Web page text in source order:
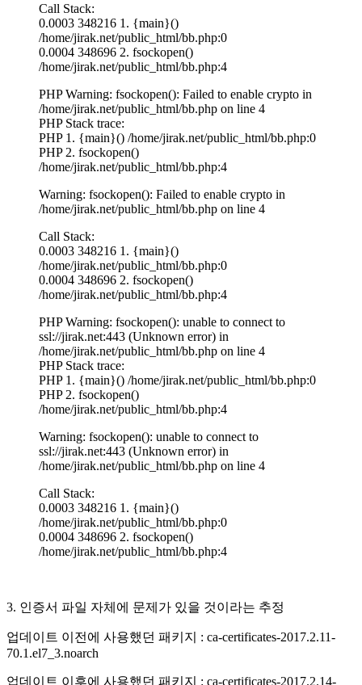
Call Stack:
0.0003 348216 1. {main}()
/home/jirak.net/public_html/bb.php:0
0.0004 348696 2. fsockopen()
/home/jirak.net/public_html/bb.php:4
PHP Warning: fsockopen(): Failed to enable crypto in
/home/jirak.net/public_html/bb.php on line 4
PHP Stack trace:
PHP 1. {main}() /home/jirak.net/public_html/bb.php:0
PHP 2. fsockopen()
/home/jirak.net/public_html/bb.php:4
Warning: fsockopen(): Failed to enable crypto in
/home/jirak.net/public_html/bb.php on line 4
Call Stack:
0.0003 348216 1. {main}()
/home/jirak.net/public_html/bb.php:0
0.0004 348696 2. fsockopen()
/home/jirak.net/public_html/bb.php:4
PHP Warning: fsockopen(): unable to connect to
ssl://jirak.net:443 (Unknown error) in
/home/jirak.net/public_html/bb.php on line 4
PHP Stack trace:
PHP 1. {main}() /home/jirak.net/public_html/bb.php:0
PHP 2. fsockopen()
/home/jirak.net/public_html/bb.php:4
Warning: fsockopen(): unable to connect to
ssl://jirak.net:443 (Unknown error) in
/home/jirak.net/public_html/bb.php on line 4
Call Stack:
0.0003 348216 1. {main}()
/home/jirak.net/public_html/bb.php:0
0.0004 348696 2. fsockopen()
/home/jirak.net/public_html/bb.php:4
3. 인증서 파일 자체에 문제가 있을 것이라는 추정
업데이트 이전에 사용했던 패키지 : ca-certificates-2017.2.11-
70.1.el7_3.noarch
업데이트 이후에 사용했던 패키지 : ca-certificates-2017.2.14-